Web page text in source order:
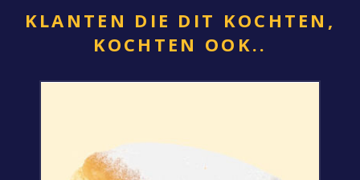
KLANTEN DIE DIT KOCHTEN,
KOCHTEN OOK..